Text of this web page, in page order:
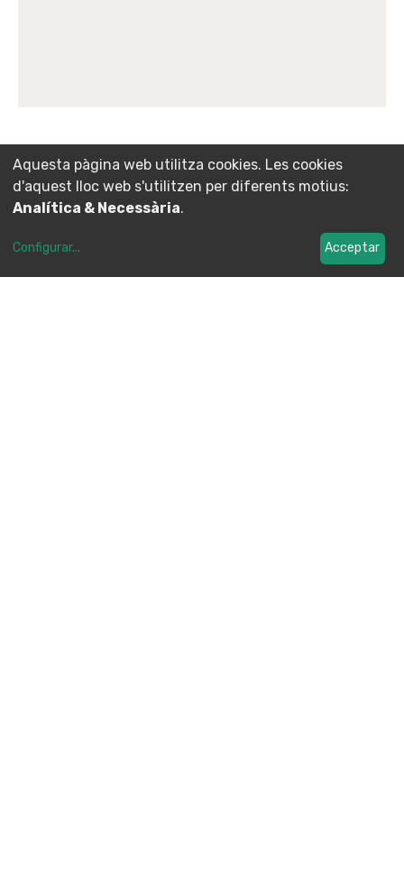
Aquesta pàgina web utilitza cookies. Les cookies
d'aquest lloc web s'utilitzen per diferents motius:
Analítica & Necessària.
Configurar... Acceptar